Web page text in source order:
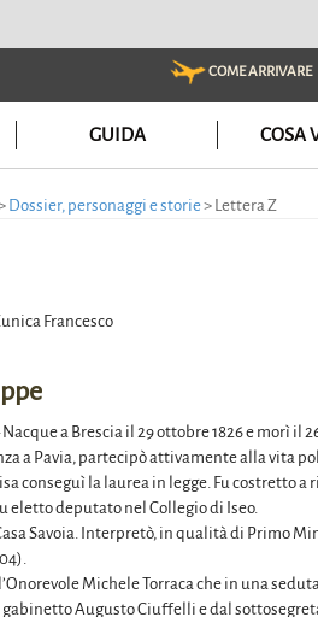
COME ARRIVARE
GUIDA COSA
Dossier, personaggi e storie> Lettera Z
Francesco
a Brescia il 29 ottobre 1826 e morì il
a Pavia, partecipò attivamente alla vita
conseguì la laurea in legge. Fu
eletto deputato nel Collegio di Iseo.
Savoia. Interpretò, in qualità di Primo
Michele Torraca che in una
Augusto Ciuffelli e dal